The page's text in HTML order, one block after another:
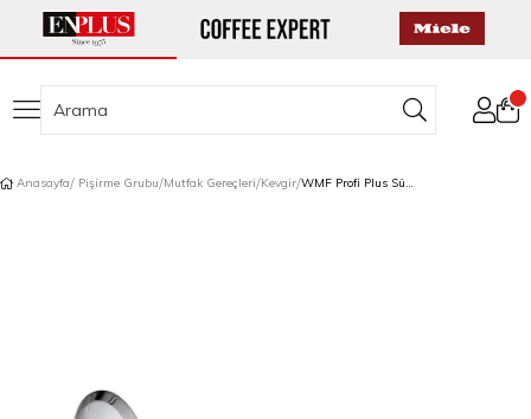
Anasayfa Pişirme Grubu Mutfak Gereçleri Kevgir WMF Profi Plus Süzme Kevgiri